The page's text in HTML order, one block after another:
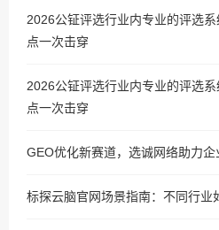
2026公钲评选行业内专业的评选
点一次击穿
2026公钲评选行业内专业的评选
点一次击穿
GEO优化新赛道，选诚网络助力
标探云脑官网场景指南：不同行业